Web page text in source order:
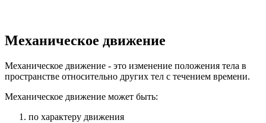
Механическое движение
Механическое движение - это изменение положения тела в
пространстве относительно других тел с течением времени.
Механическое движение может быть:
по характеру движения